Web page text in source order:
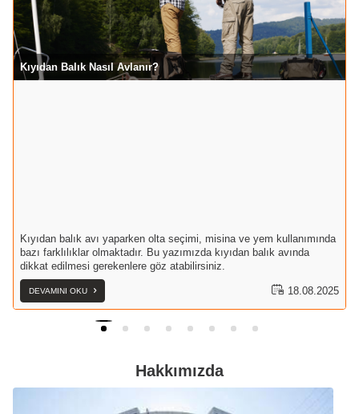
Kıyıdan Balık Nasıl Avlanır?
Kıyıdan balık avı yaparken olta seçimi, misina ve yem kullanımında
bazı farklılıklar olmaktadır. Bu yazımızda kıyıdan balık avında
dikkat edilmesi gerekenlere göz atabilirsiniz.
DEVAMINI OKU 18.08.2025
Hakkımızda